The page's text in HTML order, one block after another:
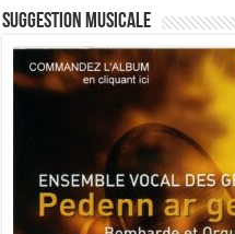
Suggestion musicale